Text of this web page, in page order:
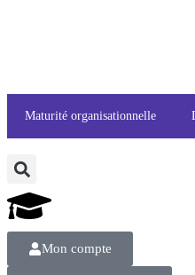
Maturité organisationnelle
Mon compte